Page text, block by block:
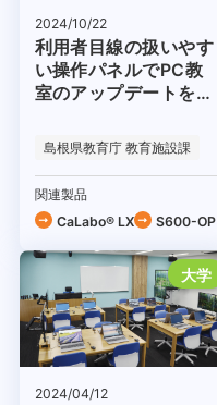
2024/10/22
利用者目線の扱いやす
い操作パネルでPC教
室のアップデートを推
島根県教育庁 教育施設課
関連製品
CaLabo® LX
S600-OP
大学
2024/04/12